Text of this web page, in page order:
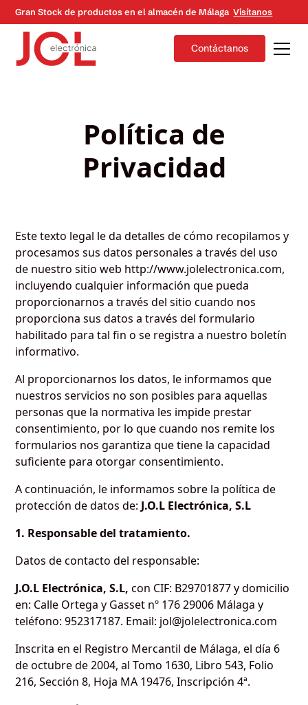
Gran Stock de productos en el almacén de MálagaVisítanos
Contáctanos
Política de
Privacidad
Este texto legal le da detalles de cómo recopilamos y
procesamos sus datos personales a través del uso
de nuestro sitio web http://www.jolelectronica.com,
incluyendo cualquier información que pueda
proporcionarnos a través del sitio cuando nos
proporciona sus datos a través del formulario
habilitado para tal fin o se registra a nuestro boletín
informativo.
Al proporcionarnos los datos, le informamos que
nuestros servicios no son posibles para aquellas
personas que la normativa les impide prestar
consentimiento, por lo que cuando nos remite los
formularios nos garantiza que tiene la capacidad
suficiente para otorgar consentimiento.
A continuación, le informamos sobre la política de
protección de datos de: J.O.L Electrónica, S.L
1. Responsable del tratamiento.
Datos de contacto del responsable:
J.O.L Electrónica, S.L,con CIF: B29701877 y domicilio
en: Calle Ortega y Gasset nº 176 29006 Málaga y
teléfono: 952317187. Email: jol@jolelectronica.com
Inscrita en el Registro Mercantil de Málaga, el día 6
de octubre de 2004, al Tomo 1630, Libro 543, Folio
216, Sección 8, Hoja MA 19476, Inscripción 4ª.